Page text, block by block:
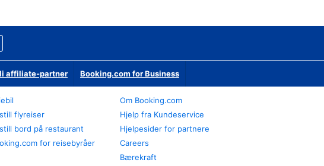
affiliate-partner Booking.com for Business
flyreiser
bord på restaurant
for reisebyråer
Om Booking.com
Hjelp fra Kundeservice
Hjelpesider for partnere
Careers
Bærekraft